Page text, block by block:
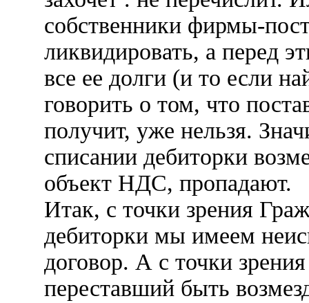
собственники фирмы-
ликвидировать, а перед
все ее долги (и то если
говорить о том, что
получит, уже нельзя.
списании дебиторки
объект НДС, пропадают.
Итак, с точки зрения
дебиторки мы имеем
договор. А с точки
переставший быть